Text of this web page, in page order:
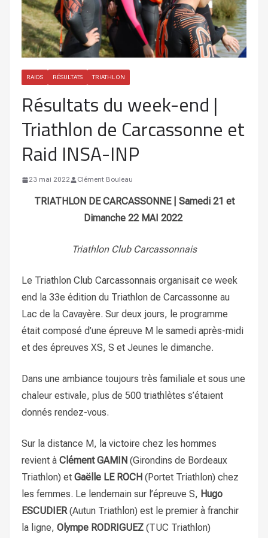
RAIDS RÉSULTATS TRIATHLON
Résultats du week-end |
Triathlon de Carcassonne et
Raid INSA-INP
23 mai 2022 Clément Bouleau
TRIATHLON DE CARCASSONNE | Samedi 21 et
Dimanche 22 MAI 2022
Triathlon Club Carcassonnais
Le Triathlon Club Carcassonnais organisait ce week
end la 33e édition du Triathlon de Carcassonne au
Lac de la Cavayère. Sur deux jours, le programme
était composé d’une épreuve M le samedi après-midi
et des épreuves XS, S et Jeunes le dimanche.
Dans une ambiance toujours très familiale et sous une
chaleur estivale, plus de 500 triathlètes s’étaient
donnés rendez-vous.
Sur la distance M, la victoire chez les hommes
revient à Clément GAMIN (Girondins de Bordeaux
Triathlon) et Gaëlle LE ROCH (Portet Triathlon) chez
les femmes. Le lendemain sur l’épreuve S, Hugo
ESCUDIER(Autun Triathlon) est le premier à franchir
la ligne, Olympe RODRIGUEZ (TUC Triathlon)